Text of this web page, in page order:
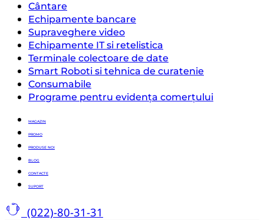
Cântare
Echipamente bancare
Supraveghere video
Echipamente IT si retelistica
Terminale colectoare de date
Smart Roboti si tehnica de curatenie
Consumabile
Programe pentru evidența comerțului
MAGAZIN
PROMO
PRODUSE NOI
BLOG
CONTACTE
SUPORT
(022)-80-31-31